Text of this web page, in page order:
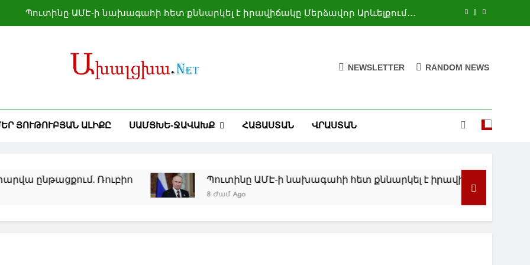
Պուտինը ԱՄԷ-ի նախագահի հետ քննարկել է իրավիճակը Մերձավոր Արևելքում և
Ախալցխայում քննարկվել են բարձրլեռնային բնակավայրի բնակչի կարգավիճակ
ստանալու 20 դիմում
Ուկրաինայում
ստանալու 20 դիմում
NEWSLETTER RANDOM NEWS
ՅՈՒԹՈՒԲՅԱՆ ԱԼԻՔԸ ՍԱՄՑԽԵ-ՋԱՎԱԽՔ ՀԱՅԱՍՏԱՆ ՎՐԱՍՏԱՆ
Ռուբիո
Պուտինը ԱՄԷ-ի նախագահի հետ քննարկել է իրավիճակը Մերձավոր
8 Ժամ Ago